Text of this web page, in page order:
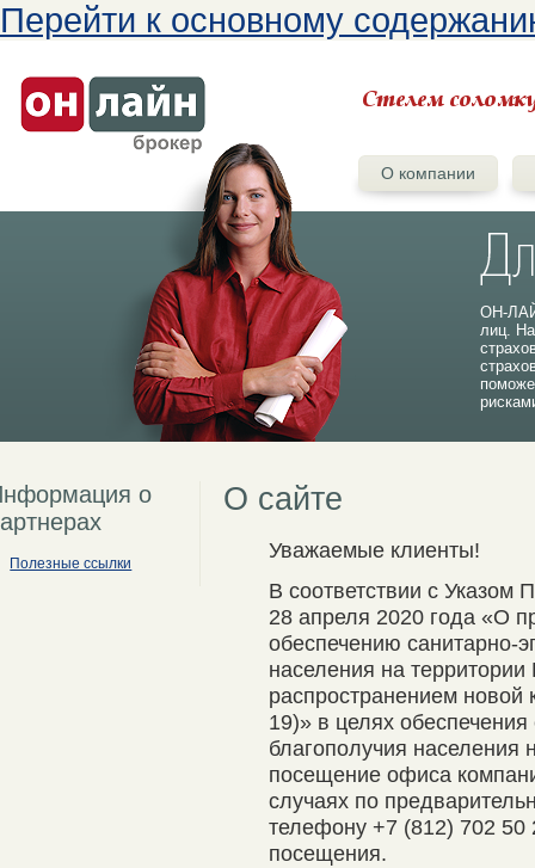
Перейти к основному
О компании
ОН-
лиц.
о
Полезные ссылки
О сайте
Уважаемые клиенты!
В соответствии с Указом
28 апреля 2020 года «О
обеспечению санитарно-
населения на
распространением новой
19)» в целях
благополучия населения
посещение офиса
случаях по
телефону +7 (812) 702 50
посещения.